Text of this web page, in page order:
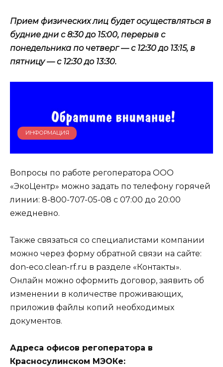
Прием физических лиц будет осуществляться в
будние дни с 8:30 до 15:00, перерыв с
понедельника по четверг — с 12:30 до 13:15, в
пятницу — с 12:30 до 13:30.
ИНФОРМАЦИЯ
Вопросы по работе регоператора ООО
«ЭкоЦентр» можно задать по телефону горячей
линии: 8-800-707-05-08 с 07:00 до 20:00
ежедневно.
Также связаться со специалистами компании
можно через форму обратной связи на сайте:
don-eco.clean-rf.ru в разделе «Контакты».
Онлайн можно оформить договор, заявить об
изменении в количестве проживающих,
приложив файлы копий необходимых
документов.
Адреса офисов регоператора в
Красносулинском МЭОКе: